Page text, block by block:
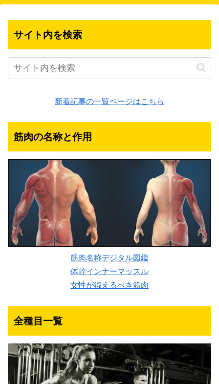
サイト内を検索
新着記事の一覧ページはこちら
筋肉の名称と作用
筋肉名称デジタル図鑑
体幹インナーマッスル
女性が鍛えるべき筋肉
全種目一覧